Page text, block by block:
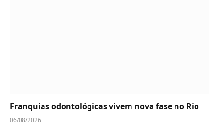
Franquias odontológicas vivem nova fase no Rio
06/08/2026